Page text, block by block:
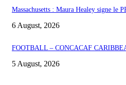
Massachusetts : Maura Healey signe le
6 August, 2026
FOOTBALL – CONCACAF
5 August, 2026